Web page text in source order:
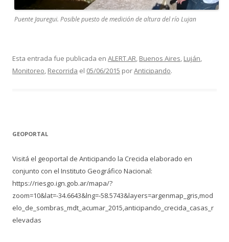
Puente Jauregui. Posible puesto de medición de altura del río Lujan
Esta entrada fue publicada en ALERT.AR, Buenos Aires, Luján,
Monitoreo, Recorrida el 05/06/2015 porAnticipando.
GEOPORTAL
Visitá el geoportal de Anticipando la Crecida elaborado en
conjunto con el Instituto Geográfico Nacional:
https://riesgo.ign.gob.ar/mapa/?
zoom=10&lat=-34.6643&lng=-58.5743&layers=argenmap_gris,mod
elo_de_sombras_mdt_acumar_2015,anticipando_crecida_casas_r
elevadas